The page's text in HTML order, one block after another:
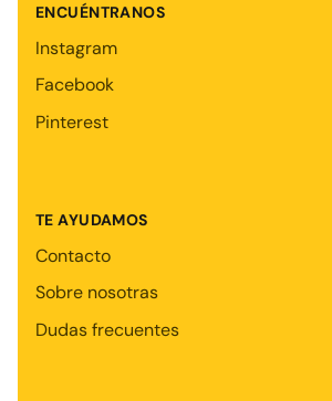
ENCUÉNTRANOS
Instagram
Facebook
Pinterest
TE AYUDAMOS
Contacto
Sobre nosotras
Dudas frecuentes